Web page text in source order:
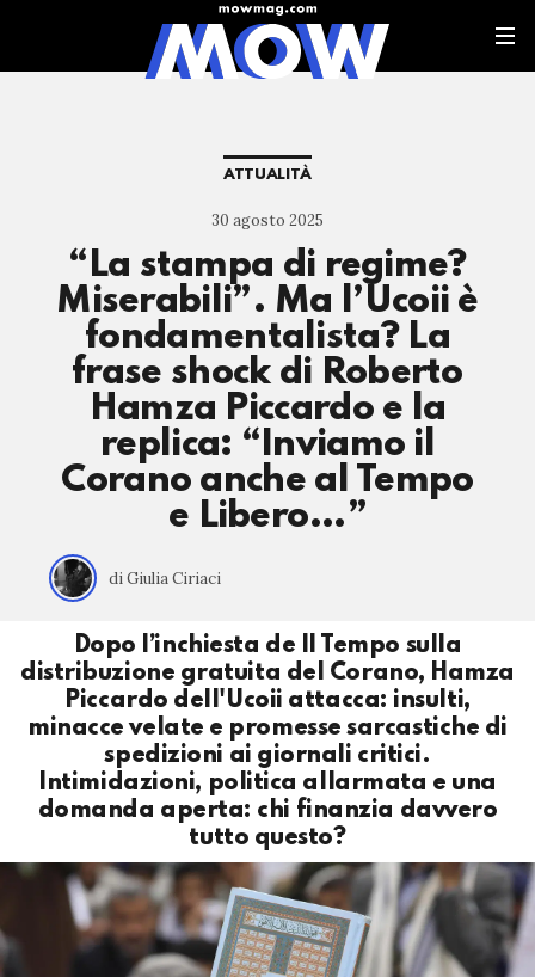
ATTUALITÀ
30 agosto 2025
“La stampa di regime?
Miserabili”. Ma l’Ucoii è
fondamentalista? La
frase shock di Roberto
Hamza Piccardo e la
replica: “Inviamo il
Corano anche al Tempo
e Libero…”
di Giulia Ciriaci
Dopo l’inchiesta de Il Tempo sulla
distribuzione gratuita del Corano, Hamza
Piccardo dell'Ucoii attacca: insulti,
minacce velate e promesse sarcastiche di
spedizioni ai giornali critici.
Intimidazioni, politica allarmata e una
domanda aperta: chi finanzia davvero
tutto questo?